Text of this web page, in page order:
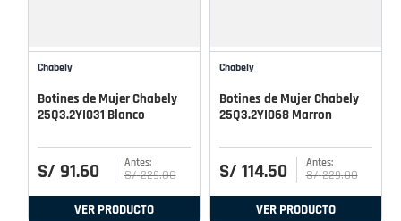
Chabely
Botines de Mujer Chabely
25Q3.2YI031 Blanco
S/ 91.60 S/ 229.00
VER PRODUCTO
Chabely
Botines de Mujer Chabely
25Q3.2YI068 Marron
S/ 114.50 S/ 229.00
VER PRODUCTO